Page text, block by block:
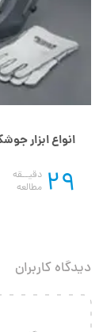
انواع ابزار
29 دقیــقه
مطالعه
دیدگاه کاربران